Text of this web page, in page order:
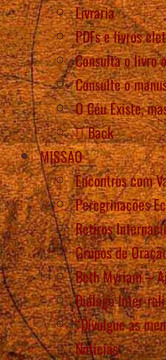
Livraria
PDFs e livros
Consulta o livro
Consulte o
O Céu Existe,
Back
MISSÃO
Encontros com
Peregrinações
Retiros
Grupos de
Beth Myriam –
Diálogo Inter-
“Divulgue as
Notícias